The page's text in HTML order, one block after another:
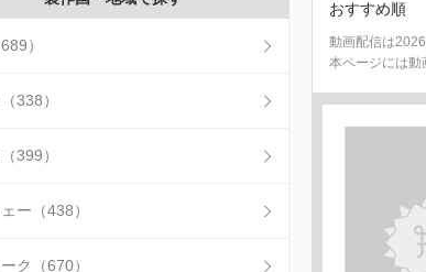
）
338）
399）
ー（438）
ク（670）
おすすめ順
動画配信は
本ページには動